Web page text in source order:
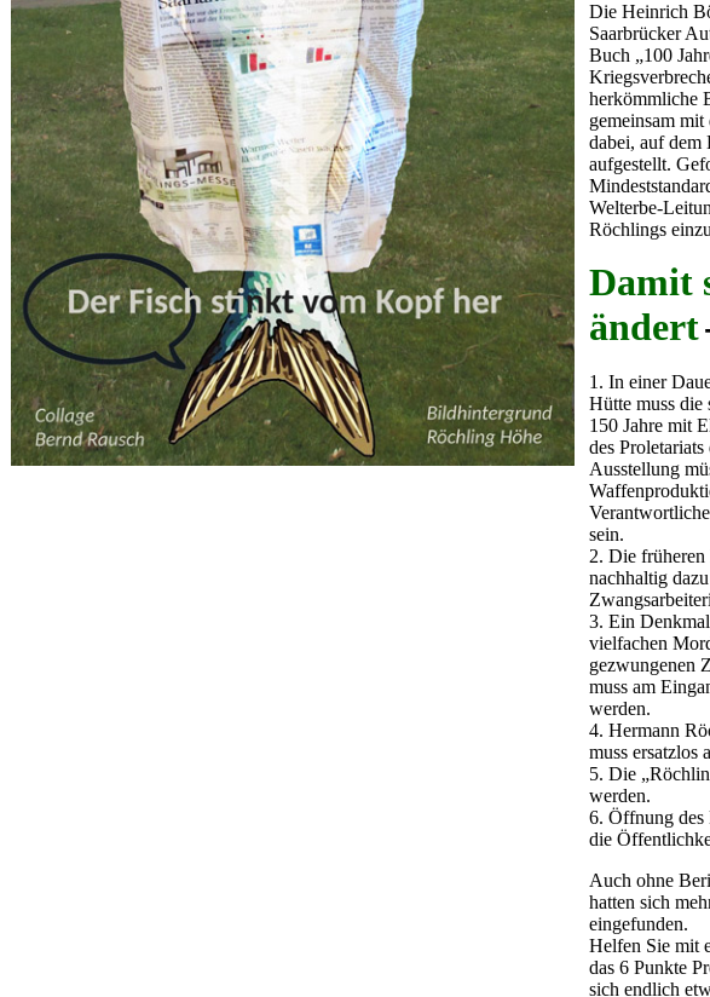
Die Heinrich
Saarbrücker
Buch „100
herkömmliche
gemeinsam
dabei, auf dem
aufgestellt.
Welterbe-
Röchlings
Damit
ändert
1. In einer
Hütte muss die
150 Jahre mit
des
Ausstellung
sein.
2. Die
nachhaltig
3. Ein
vielfachen
gezwungenen
muss am
werden.
4. Hermann
muss ersatzlos
5. Die
werden.
6. Öffnung
die
Auch ohne
hatten sich
eingefunden.
Helfen Sie mit
das 6 Punkte
sich endlich